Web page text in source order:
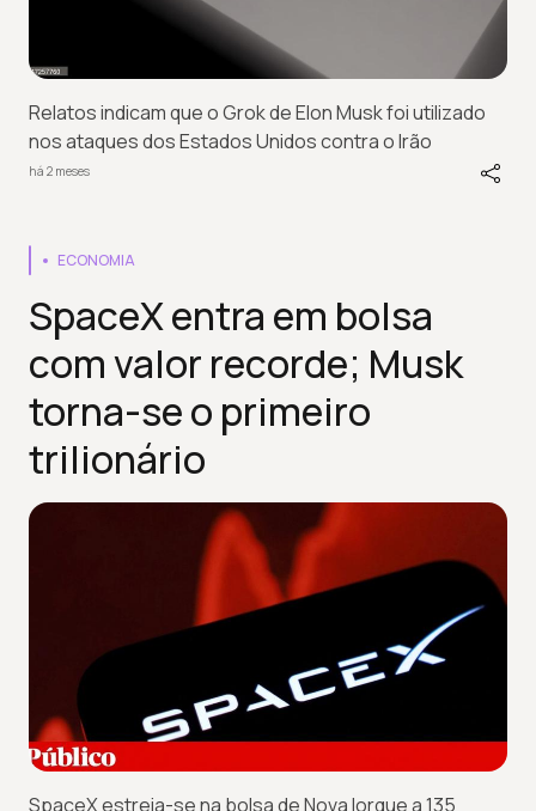
Relatos indicam que o Grok de Elon Musk foi utilizado
nos ataques dos Estados Unidos contra o Irão
há 2 meses
ECONOMIA
SpaceX entra em bolsa
com valor recorde; Musk
torna-se o primeiro
trilionário
SpaceX estreia-se na bolsa de Nova Iorque a 135